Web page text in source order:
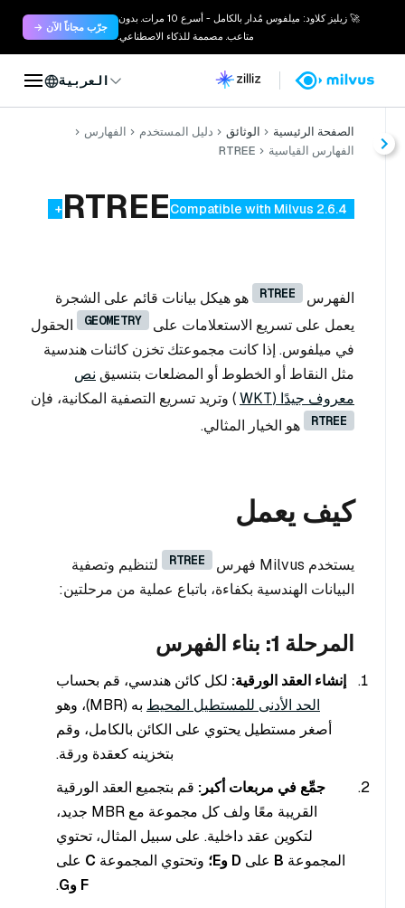
🚀 زيليز كلاود: ميلفوس مُدار بالكامل - أسرع 10 مرات. بدون
متاعب. مصممة للذكاء الاصطناعي.
جرّب مجاناً الآن →
العربية
الصفحة الرئيسية الوثائق دليل المستخدم
الفهارس
الفهارس القياسية
RTREE
RTREECompatible with Milvus 2.6.4+
الفهرس RTREE
هو هيكل بيانات قائم على الشجرة
يعمل على تسريع الاستعلامات على
GEOMETRY
الحقول
في ميلفوس. إذا كانت مجموعتك تخزن كائنات هندسية
مثل النقاط أو الخطوط أو المضلعات بتنسيق نص
معروف جيدًا (WKT
) وتريد تسريع التصفية المكانية، فإن
RTREE هو الخيار المثالي.
كيف يعمل
يستخدم Milvus فهرس RTREE
لتنظيم وتصفية
البيانات الهندسية بكفاءة، باتباع عملية من مرحلتين:
المرحلة 1: بناء الفهرس
إنشاء العقد الورقية: لكل كائن هندسي، قم بحساب
الحد الأدنى للمستطيل المحيط
به (MBR)، وهو
أصغر مستطيل يحتوي على الكائن بالكامل، وقم
بتخزينه كعقدة ورقة.
جمِّع في مربعات أكبر: قم بتجميع العقد الورقية
القريبة معًا ولف كل مجموعة مع MBR جديد،
لتكوين عقد داخلية. على سبيل المثال، تحتوي
المجموعة B على D وE؛ وتحتوي المجموعة C على
F وG
.